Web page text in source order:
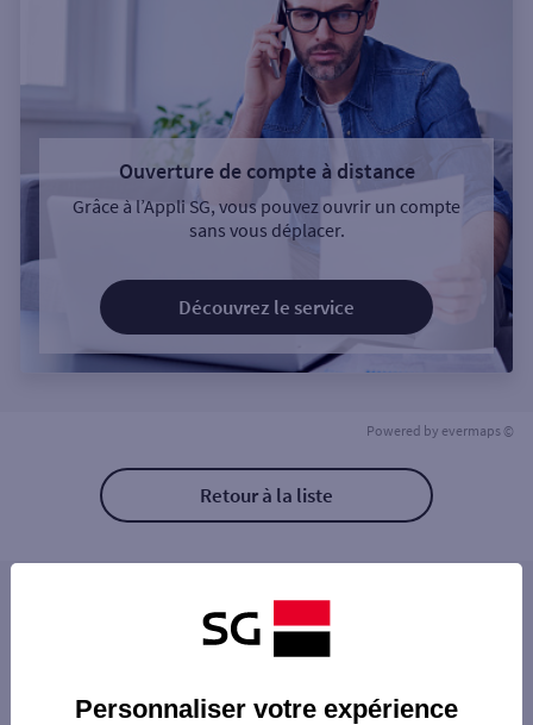
Ouverture de compte à distance
Grâce à l’Appli SG, vous pouvez ouvrir un compte
sans vous déplacer.
Découvrez le service
Powered by evermaps ©
Retour à la liste
Les distributeurs/automates à proximité
CASINO DE BOURBON
proximité
Personnaliser votre expérience